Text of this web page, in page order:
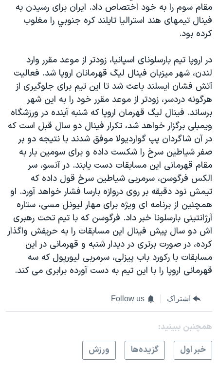
مقام سوم را به خود اختصاص داد. ايران برای رسیدن به
فینال تیمهای هند استراليا تايلند کره جنوبي را مغلوب
کرده بود.
در اروپا تیم بارسلونای اسپانیا، زودتر از موعد مقرر وارد
لندن، شهر میزبان فینال لیگ قهرمانان اروپا شد. فعالیت
آتش فشان ایسلند باعث شد تا این تیم برای جلوگیری از
هرگونه دردسر، زودتر از موعد مقرر خود را به این شهر
برساند. فینال لیگ قهرمان اروپا که شنبه آینده در ورزشگاه
ویمبلی برگزار خواهد شد، تکرار فینال دو سال قبل است که
در آن شاگردان پپ گواردیولا موفق شدند با نتیجه دو بر
صفر شیاطین سرخ را شکست داده و برای سومین بار به
مقام قهرمانی این مسابقات دست یابند. در آنسو، سر
الکس فرگوسن، سرمربی شیاطین سرخ قول داده که
تیمش نود دقیقه بر روی دروازه بارسا فشار خواهد آورد. او
همچنین از برنامه ای ویژه برای مهار لیونل مسی، ستاره
آرژانتینی بارسلونا خبر داد. فرگوسن که با تیم تحت رهبری
اش دو سال پیش فینال این مسابقات را به حریفش واگذار
کرده، در صورت برتری در دیدار شنبه و قهرمانی در این
مسابقات با رکورد باب پیزلی، سرمربی لیورپول که سه
قهرمانی اروپا را با این تیم به دست آورده برابری می کند.
اشتراک Follow us
همچنبن ببینید:
خبر اول
گزيده‌ها ورزش